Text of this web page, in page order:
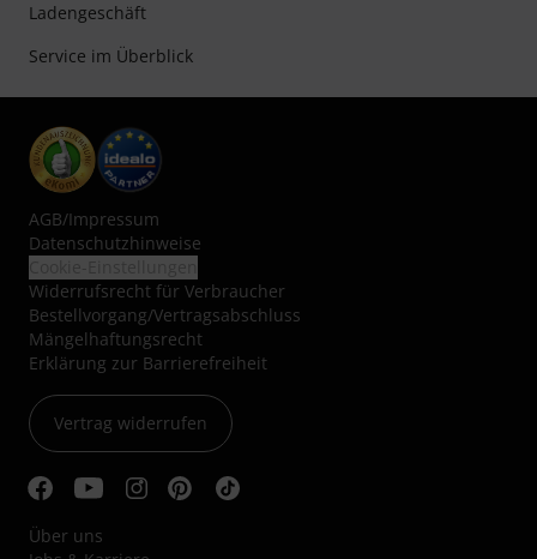
Ladengeschäft
Service im Überblick
AGB/Impressum
Datenschutzhinweise
Widerrufsrecht für Verbraucher
Bestellvorgang/Vertragsabschluss
Mängelhaftungsrecht
Erklärung zur Barrierefreiheit
Vertrag widerrufen
Über uns